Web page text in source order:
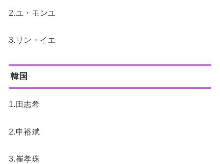
2.ユ・モンユ
3.リン・イエ
韓国
1.田志希
2.申裕斌
3.崔孝珠